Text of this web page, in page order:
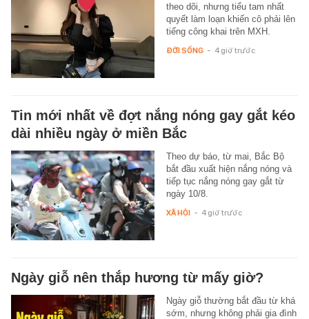
theo dõi, nhưng tiểu tam nhất
quyết làm loạn khiến cô phải lên
tiếng công khai trên MXH.
ĐỜI SỐNG - 4 giờ trước
Tin mới nhất về đợt nắng nóng gay gắt kéo
dài nhiều ngày ở miền Bắc
Theo dự báo, từ mai, Bắc Bộ
bắt đầu xuất hiện nắng nóng và
tiếp tục nắng nóng gay gắt từ
ngày 10/8.
XÃ HỘI - 4 giờ trước
Ngày giỗ nên thắp hương từ mấy giờ?
Ngày giỗ thường bắt đầu từ khá
sớm, nhưng không phải gia đình